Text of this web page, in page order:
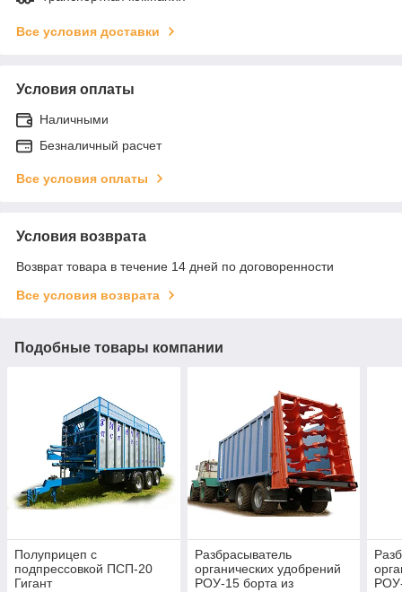
Все условия доставки
Условия оплаты
Наличными
Безналичный расчет
Все условия оплаты
Условия возврата
Возврат товара в течение 14 дней по договоренности
Все условия возврата
Подобные товары компании
Полуприцеп с
подпрессовкой ПСП-20
Гигант
Разбрасыватель
органических удобрений
РОУ-15 борта из